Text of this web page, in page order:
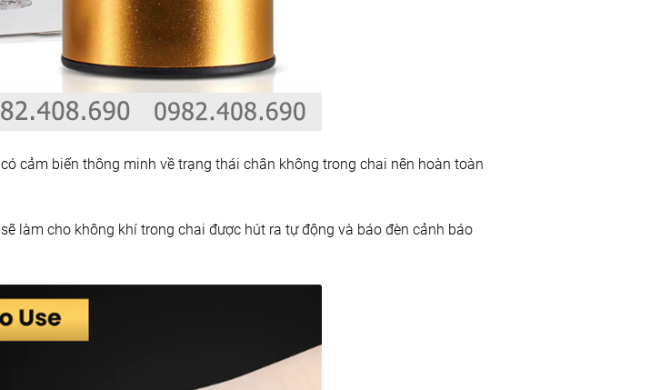
có cảm biến thông minh về trạng thái chân không trong chai nên hoàn toàn
sẽ làm cho không khí trong chai được hút ra tự động và báo đèn cảnh báo